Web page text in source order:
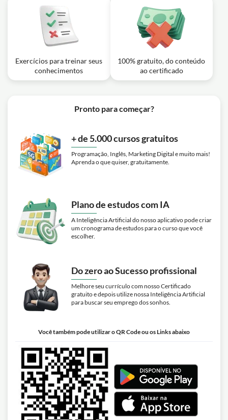
Exercícios para treinar seus
conhecimentos
100% gratuito, do conteúdo
ao certificado
Pronto para começar?
+ de 5.000 cursos gratuitos
Programação, Inglês, Marketing Digital e muito mais!
Aprenda o que quiser, gratuitamente.
Plano de estudos com IA
A Inteligência Artificial do nosso aplicativo pode criar
um cronograma de estudos para o curso que você
escolher.
Do zero ao Sucesso profissional
Melhore seu currículo com nosso Certificado
gratuito e depois utilize nossa Inteligência Artificial
para buscar seu emprego dos sonhos.
Você também pode utilizar o QR Code ou os Links abaixo